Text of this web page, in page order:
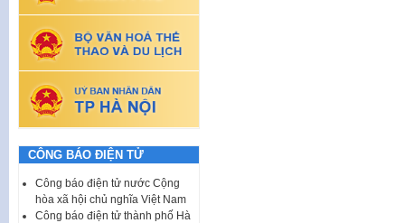
CÔNG BÁO ĐIỆN TỬ
Công báo điện tử nước Cộng
hòa xã hội chủ nghĩa Việt Nam
Công báo điện tử thành phố Hà